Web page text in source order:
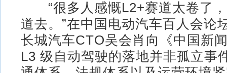
“很多人感慨L2+赛道太卷了，
道去。”在中国电动汽车百人会论
长城汽车CTO吴会肖向《中国新
L3 级自动驾驶的落地并非孤立事